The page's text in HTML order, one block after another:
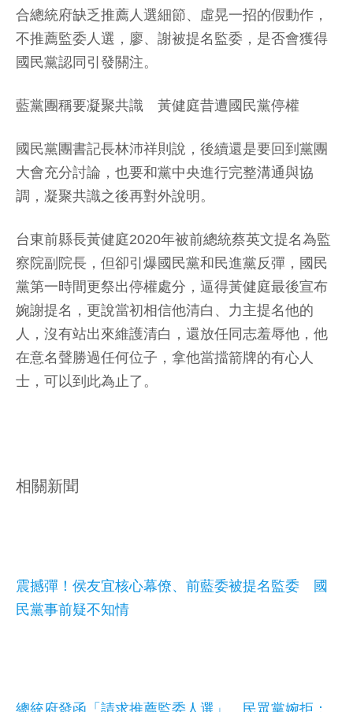
合總統府缺乏推薦人選細節、虛晃一招的假動作，
不推薦監委人選，廖、謝被提名監委，是否會獲得
國民黨認同引發關注。
藍黨團稱要凝聚共識 黃健庭昔遭國民黨停權
國民黨團書記長林沛祥則說，後續還是要回到黨團
大會充分討論，也要和黨中央進行完整溝通與協
調，凝聚共識之後再對外說明。
台東前縣長黃健庭2020年被前總統蔡英文提名為監
察院副院長，但卻引爆國民黨和民進黨反彈，國民
黨第一時間更祭出停權處分，逼得黃健庭最後宣布
婉謝提名，更說當初相信他清白、力主提名他的
人，沒有站出來維護清白，還放任同志羞辱他，他
在意名聲勝過任何位子，拿他當擋箭牌的有心人
士，可以到此為止了。
相關新聞
震撼彈！侯友宜核心幕僚、前藍委被提名監委 國
民黨事前疑不知情
總統府發函「請求推薦監委人選」 民眾黨婉拒：